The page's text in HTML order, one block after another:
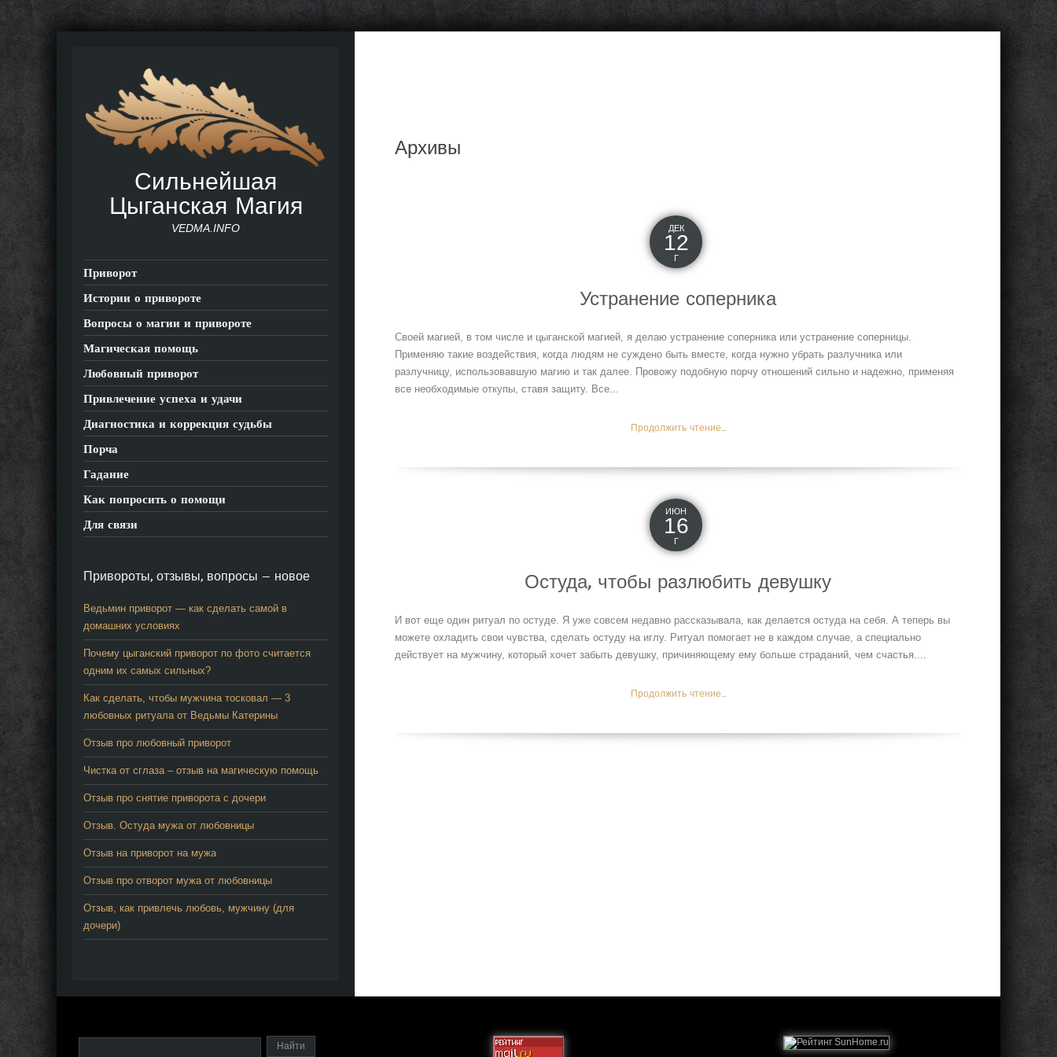
Архивы
ДЕК
12
Г
Устранение соперника
Своей магией, в том числе и цыганской магией, я делаю устранение соперника или устранение соперницы.
Применяю такие воздействия, когда людям не суждено быть вместе, когда нужно убрать разлучника или
разлучницу, использовавшую магию и так далее. Провожу подобную порчу отношений сильно и надежно, применяя
все необходимые откупы, ставя защиту. Все...
Продолжить чтение...
ИЮН
16
Г
Остуда, чтобы разлюбить девушку
И вот еще один ритуал по остуде. Я уже совсем недавно рассказывала, как делается остуда на себя. А теперь вы
можете охладить свои чувства, сделать остуду на иглу. Ритуал помогает не в каждом случае, а специально
действует на мужчину, который хочет забыть девушку, причиняющему ему больше страданий, чем счастья....
Продолжить чтение...
Сильнейшая
Цыганская Магия
VEDMA.INFO
Приворот
Истории о привороте
Вопросы о магии и привороте
Магическая помощь
Любовный приворот
Привлечение успеха и удачи
Диагностика и коррекция судьбы
Порча
Гадание
Как попросить о помощи
Для связи
Привороты, отзывы, вопросы — новое
Ведьмин приворот — как сделать самой в
домашних условиях
Почему цыганский приворот по фото считается
одним их самых сильных?
Как сделать, чтобы мужчина тосковал — 3
любовных ритуала от Ведьмы Катерины
Отзыв про любовный приворот
Чистка от сглаза – отзыв на магическую помощь
Отзыв про снятие приворота с дочери
Отзыв. Остуда мужа от любовницы
Отзыв на приворот на мужа
Отзыв про отворот мужа от любовницы
Отзыв, как привлечь любовь, мужчину (для
дочери)